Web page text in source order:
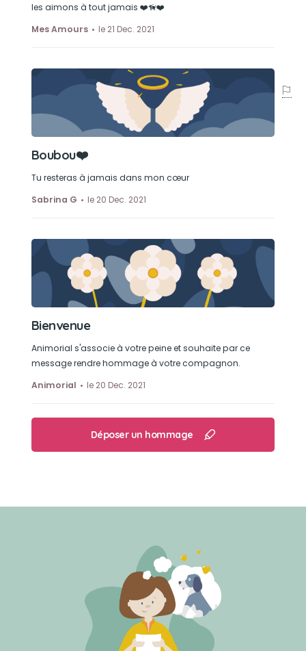
les aimons à tout jamais ❤️🦮❤️
Mes Amours
le 21 Dec. 2021
Boubou❤️
Tu resteras à jamais dans mon cœur
Sabrina G
le 20 Dec. 2021
Bienvenue
Animorial s'associe à votre peine et souhaite par ce
message rendre hommage à votre compagnon.
Animorial
le 20 Dec. 2021
Déposer un hommage